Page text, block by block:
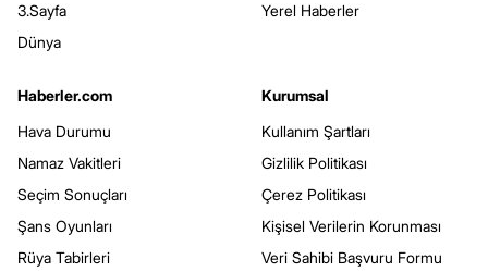
3.Sayfa
Dünya
Yerel Haberler
Haberler.com
Hava Durumu
Namaz Vakitleri
Seçim Sonuçları
Şans Oyunları
Rüya Tabirleri
Kurumsal
Kullanım Şartları
Gizlilik Politikası
Çerez Politikası
Kişisel Verilerin Korunması
Veri Sahibi Başvuru Formu